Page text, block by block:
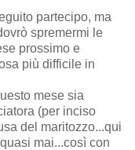
partecipo, ma
spremermi le
prossimo e
più difficile in
mese sia
(per inciso
del maritozzo...qui
mai...così con